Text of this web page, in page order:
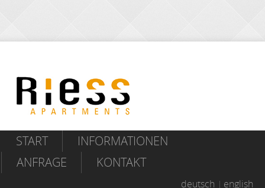
START
INFORMATIONEN
ANFRAGE
KONTAKT
deutsch english